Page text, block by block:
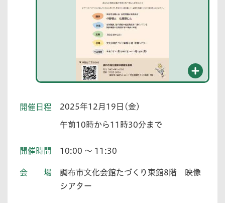
開催日程 2025年12月19日(金)
午前10時から11時30分まで
開催時間 10:00 ～ 11:30
会場
調布市文化会館たづくり東館8階 映像
シアター